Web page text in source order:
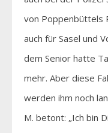
von Poppenbüttels
auch für Sasel und
dem Senior hatte
mehr. Aber diese
werden ihm noch
M. betont: „Ich bin